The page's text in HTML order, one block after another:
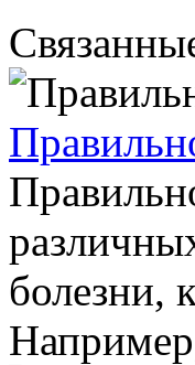
болезни,